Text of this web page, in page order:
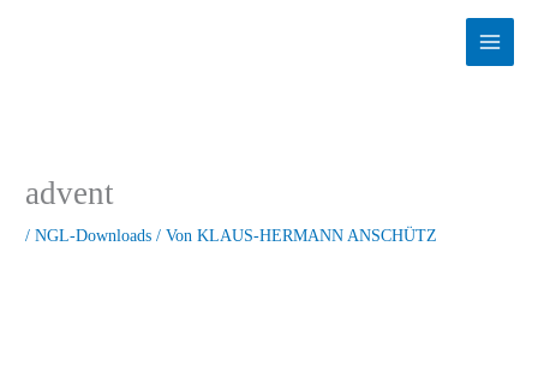
advent
/NGL-Downloads / VonKLAUS-HERMANN ANSCHÜTZ